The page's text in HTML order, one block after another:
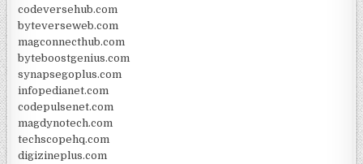
codeversehub.com
byteverseweb.com
magconnecthub.com
byteboostgenius.com
synapsegoplus.com
infopedianet.com
codepulsenet.com
magdynotech.com
techscopehq.com
digizineplus.com